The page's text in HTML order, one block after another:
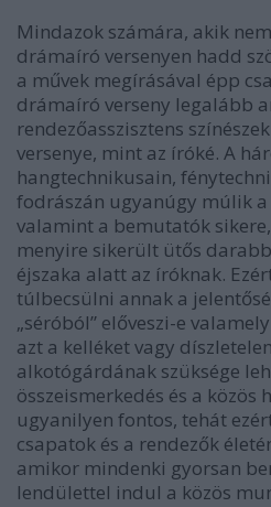
Mindazok számára, akik
drámaíró versenyen hadd
a művek megírásával épp
drámaíró verseny legalább
rendezőasszisztens
versenye, mint az íróké. A
hangtechnikusain,
fodrászán ugyanúgy múlik
valamint a bemutatók
menyire sikerült ütős
éjszaka alatt az íróknak.
túlbecsülni annak a
„séróból” előveszi-e
azt a kelléket vagy
alkotógárdának szüksége
összeismerkedés és a közös
ugyanilyen fontos, tehát
csapatok és a rendezők
amikor mindenki gyorsan
lendülettel indul a közös